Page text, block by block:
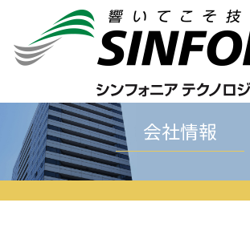
ホーム 展示会情報 2022年
会社情報